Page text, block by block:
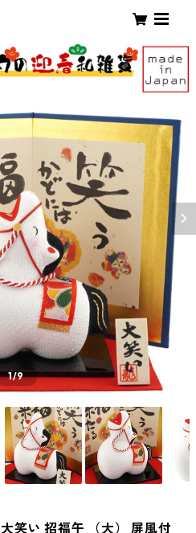
1/9
笑い 招福午 （大） 屏風付